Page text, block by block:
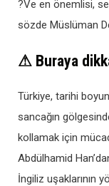
?Ve en önemlisi,
sözde Müslüman
⚠ Buraya
Türkiye, tarihi
sancağın
kollamak için
Abdülhamid
İngiliz uşaklarının